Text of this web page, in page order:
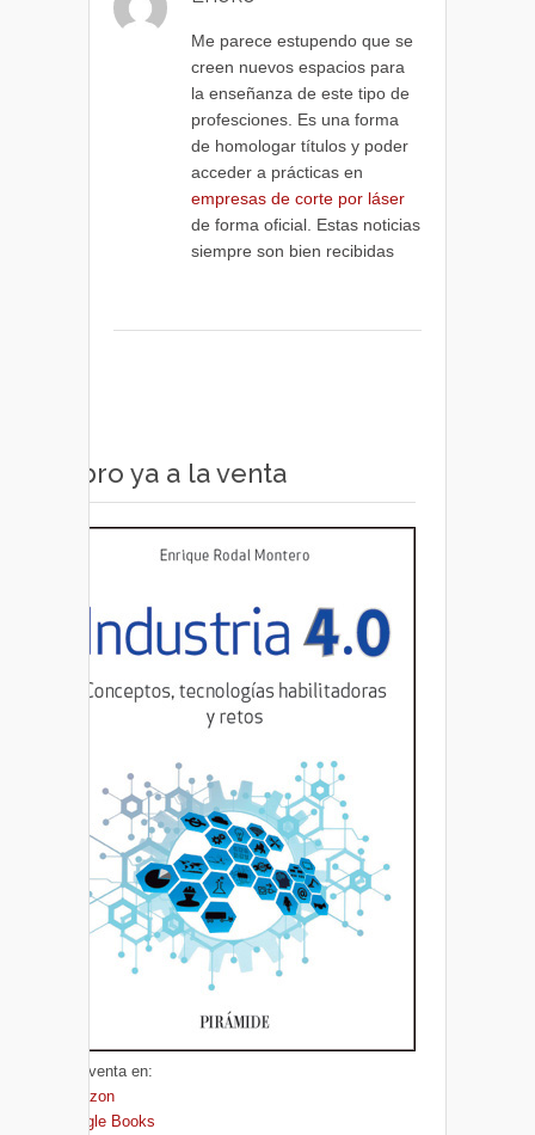
Me parece estupendo que se
creen nuevos espacios para
la enseñanza de este tipo de
profesciones. Es una forma
de homologar títulos y poder
acceder a prácticas en
empresas de corte por láser
de forma oficial. Estas noticias
siempre son bien recibidas
Libro ya a la venta
A la venta en:
Amazon
Google Books